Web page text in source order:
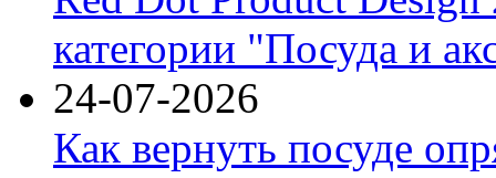
категории "Посуда и
24-07-2026
Как вернуть посуде